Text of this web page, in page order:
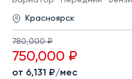
Красноярск
780,000 ₽
750,000 ₽
от 6,131 ₽/мес